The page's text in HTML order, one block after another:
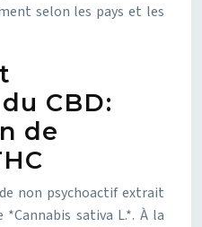
selon les pays et les
CBD:
de
non psychoactif extrait
sativa L.*. À la